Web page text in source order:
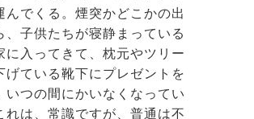
んでくる。煙突かどこかの出
、子供たちが寝静まっている
に入ってきて、枕元やツリー
げている靴下にプレゼントを
いつの間にかいなくなってい
は、常識ですが、普通は不